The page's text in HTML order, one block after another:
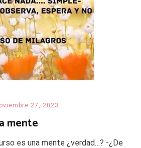
27, 2023
mente
es una mente ¿verdad…? -¿De